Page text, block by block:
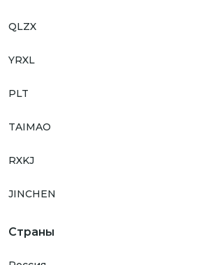
QLZX
YRXL
PLT
TAIMAO
RXKJ
JINCHEN
Страны